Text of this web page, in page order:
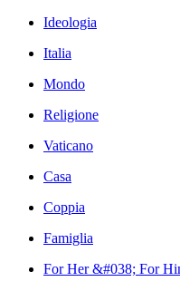
Ideologia
Italia
Mondo
Religione
Vaticano
Casa
Coppia
Famiglia
For Her &#038; For